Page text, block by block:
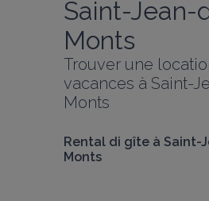
Saint-Jean-
Monts
Trouver une
vacances à Saint-
Monts
Rental di gîte à Saint-
Monts